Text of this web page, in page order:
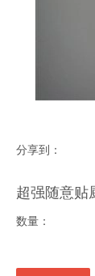
分享到：
超强随意贴
数量：